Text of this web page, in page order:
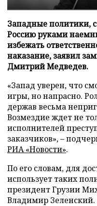
Западные политики,
Россию руками
избежать
наказание, заявил
Дмитрий Медведев.
«Запад уверен, что
игры, но напрасно.
держав весьма
Возмездие ждет не
исполнителей
заказчиков», –
РИА «Новости».
По его словам, для
использует таких
президент Грузии
Владимир Зеленский.